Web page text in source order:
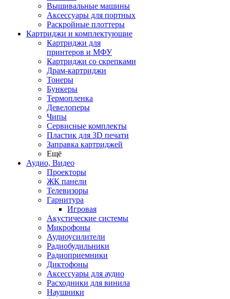
Вышивальные машины
Аксессуары для портных
Раскройные плоттеры
Картриджи и комплектующие
Картриджи для
принтеров и МФУ
Картриджи со скрепками
Драм-картриджи
Тонеры
Бункеры
Термопленка
Девелоперы
Чипы
Сервисные комплекты
Пластик для 3D печати
Заправка картриджей
Ещё
Аудио, Видео
Проекторы
ЖК панели
Телевизоры
Гарнитура
Игровая
Акустические системы
Микрофоны
Аудиоусилители
Радиобудильники
Радиоприемники
Диктофоны
Аксессуары для аудио
Расходники для винила
Наушники